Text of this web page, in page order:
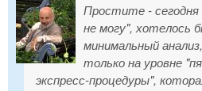
Простите -
не могу", хотелось
минимальный
только на уровне
экспресс-процедуры",